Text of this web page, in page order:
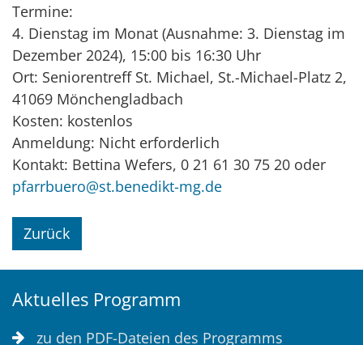
Termine:
4. Dienstag im Monat (Ausnahme: 3. Dienstag im
Dezember 2024), 15:00 bis 16:30 Uhr
Ort: Seniorentreff St. Michael, St.-Michael-Platz 2,
41069 Mönchengladbach
Kosten: kostenlos
Anmeldung: Nicht erforderlich
Kontakt: Bettina Wefers, 0 21 61 30 75 20 oder
pfarrbuero@st.benedikt-mg.de
Zurück
Aktuelles Programm
zu den PDF-Dateien des Programms